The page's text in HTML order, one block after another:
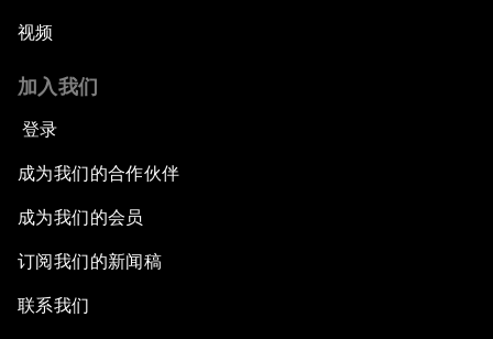
视频
加入我们
登录
成为我们的合作伙伴
成为我们的会员
订阅我们的新闻稿
联系我们